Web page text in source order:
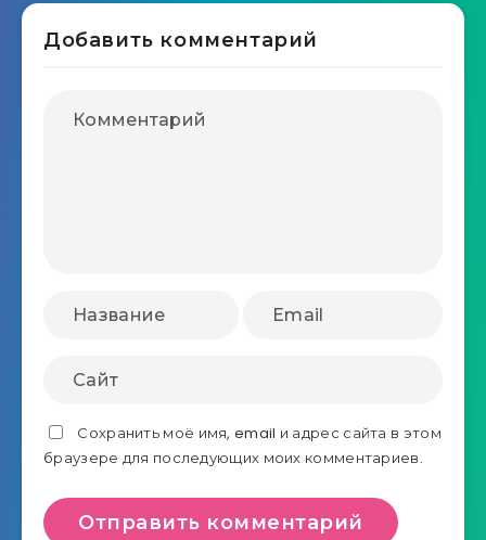
Добавить комментарий
Сохранить моё имя, email и адрес сайта в этом
браузере для последующих моих комментариев.